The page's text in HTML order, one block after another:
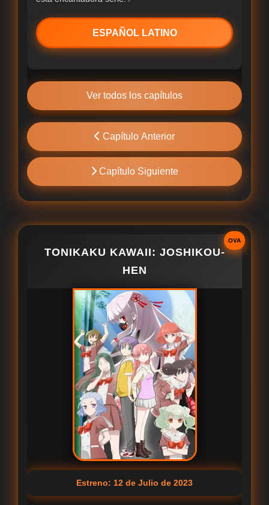
ESPAÑOL LATINO
Ver todos los capítulos
Capítulo Anterior
Capítulo Siguiente
OVA
TONIKAKU KAWAII: JOSHIKOU-
HEN
Estreno: 12 de Julio de 2023